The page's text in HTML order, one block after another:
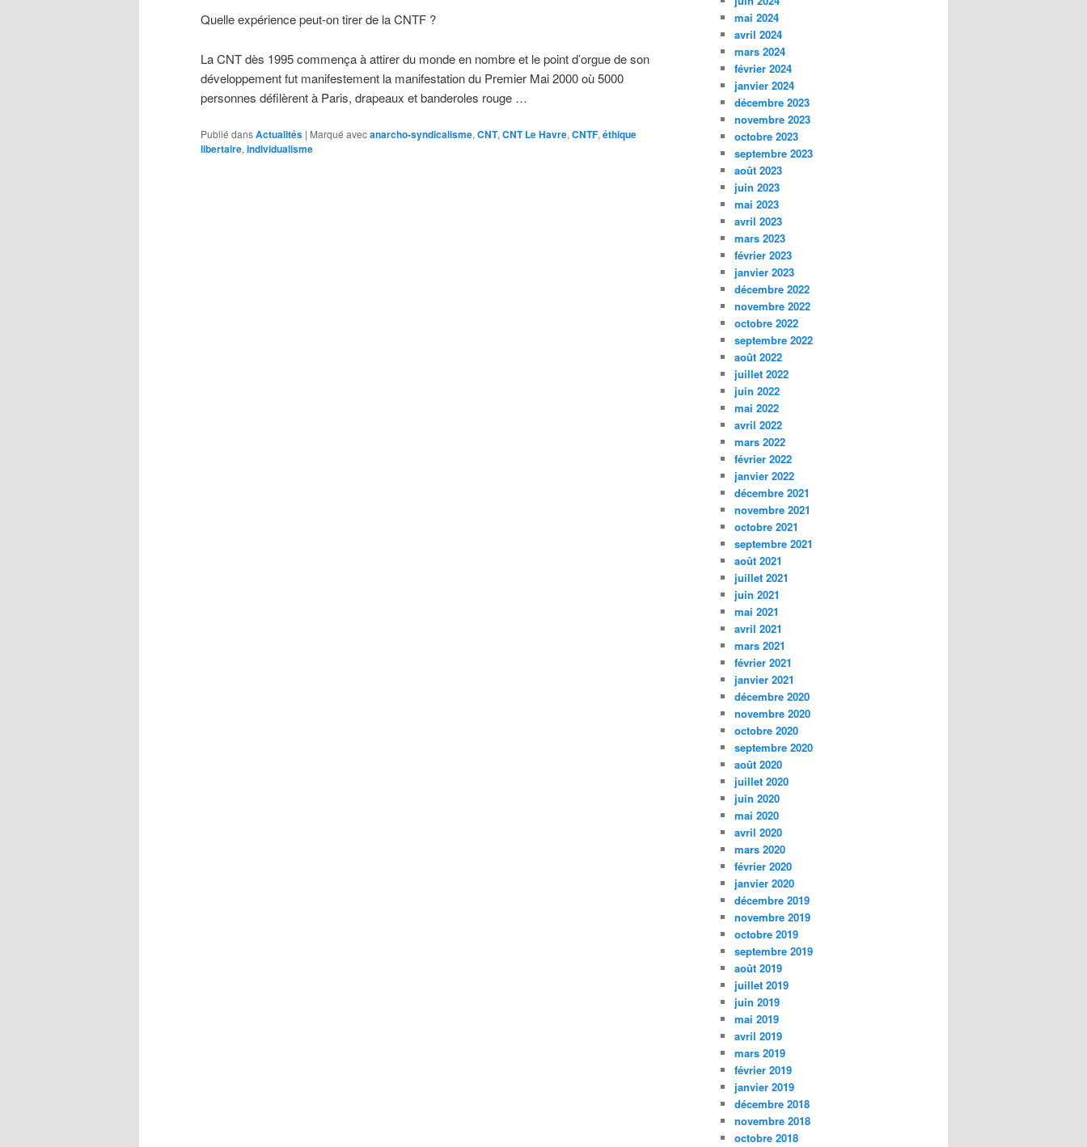
Quelle expérience peut-on tirer de la CNTF ?
La CNT dès 1995 commença à attirer du monde en nombre et le point d’orgue de son
développement fut manifestement la manifestation du Premier Mai 2000 où 5000
personnes défilèrent à Paris, drapeaux et banderoles rouge …
Publié dansActualités | Marqué avecanarcho-syndicalisme, CNT, CNT Le Havre, CNTF, éthique
libertaire, individualisme
mai 2024
avril 2024
mars 2024
février 2024
janvier 2024
décembre 2023
novembre 2023
octobre 2023
septembre 2023
août 2023
juin 2023
mai 2023
avril 2023
mars 2023
février 2023
janvier 2023
décembre 2022
novembre 2022
octobre 2022
septembre 2022
août 2022
juillet 2022
juin 2022
mai 2022
avril 2022
mars 2022
février 2022
janvier 2022
décembre 2021
novembre 2021
octobre 2021
septembre 2021
août 2021
juillet 2021
juin 2021
mai 2021
avril 2021
mars 2021
février 2021
janvier 2021
décembre 2020
novembre 2020
octobre 2020
septembre 2020
août 2020
juillet 2020
juin 2020
mai 2020
avril 2020
mars 2020
février 2020
janvier 2020
décembre 2019
novembre 2019
octobre 2019
septembre 2019
août 2019
juillet 2019
juin 2019
mai 2019
avril 2019
mars 2019
février 2019
janvier 2019
décembre 2018
novembre 2018
octobre 2018